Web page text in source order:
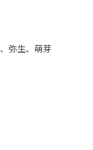
弥生、萌芽